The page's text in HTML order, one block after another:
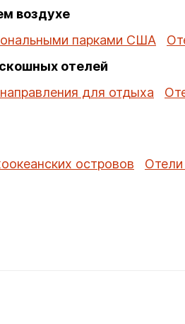
воздухе
парками США
отелей
для отдыха
островов